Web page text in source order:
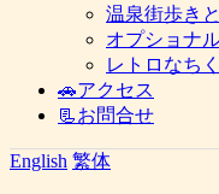
温泉街歩き
オプショナ
レトロなち
🚗アクセス
📃お問合せ
English 繁体